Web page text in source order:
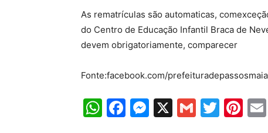
As rematrículas são automaticas,
do Centro de Educação Infantil Braca de
devem obrigatoriamente, comparecer
Fonte:facebook.com/prefeituradepassosmaia
WhatsApp
Facebook
Messenger
X Gmail